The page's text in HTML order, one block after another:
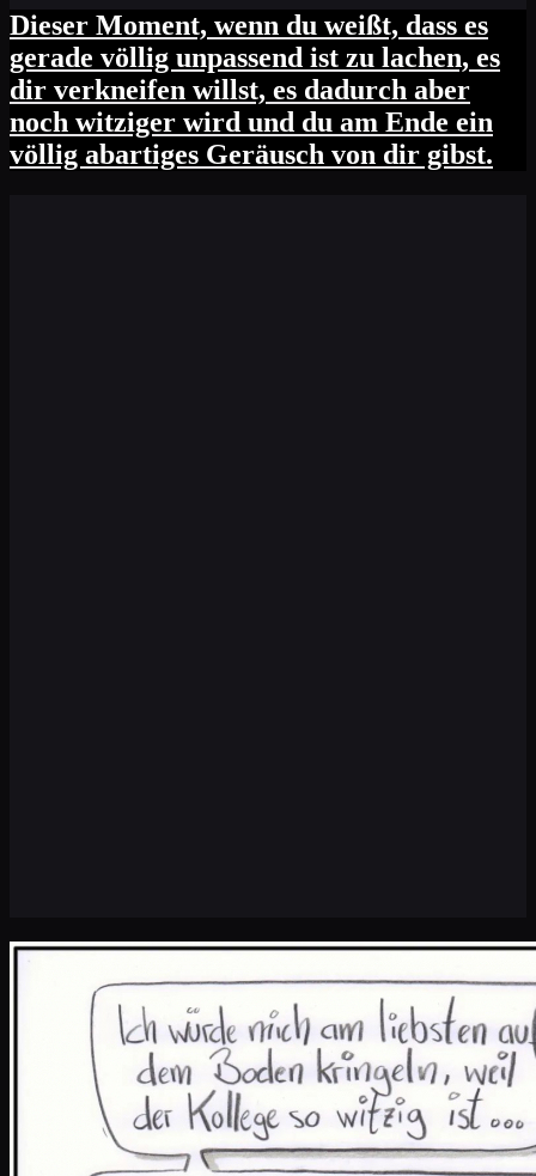
Dieser Moment, wenn du weißt, dass es
gerade völlig unpassend ist zu lachen, es
dir verkneifen willst, es dadurch aber
noch witziger wird und du am Ende ein
völlig abartiges Geräusch von dir gibst.